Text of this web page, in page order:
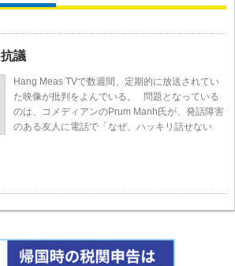
議
Hang Meas TVで数週間、定期的に放送されてい
た映像が批判をよんでいる。 問題となっている
のは、コメディアンのPrum Manh氏が、発話障害
のある友人に電話で「なぜ、ハッキリ話せない